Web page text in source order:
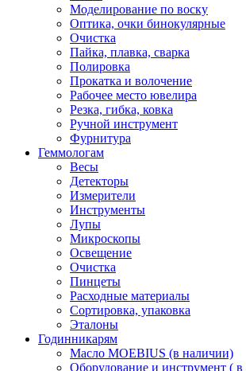
Моделирование по воску
Оптика, очки бинокулярные
Очистка
Пайка, плавка, сварка
Полировка
Прокатка и волочение
Рабочее место ювелира
Резка, гибка, ковка
Ручной инструмент
Фурнитура
Геммологам
Весы
Детекторы
Измерители
Инструменты
Лупы
Микроскопы
Освещение
Очистка
Пинцеты
Расходные материалы
Сортировка, упаковка
Эталоны
Годинникарям
Масло MOEBIUS (в наличии)
Оборудование и инструмент ( в